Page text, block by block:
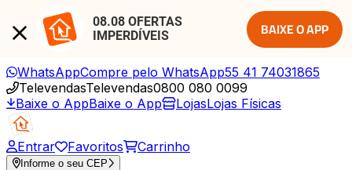
08.08 OFERTAS
IMPERDÍVEIS
BAIXE O APP
WhatsAppCompre pelo WhatsApp55 41 74031865
TelevendasTelevendas0800 080 0099
Baixe o AppBaixe o App LojasLojas Físicas
Entrar Favoritos Carrinho
Informe o seu CEP